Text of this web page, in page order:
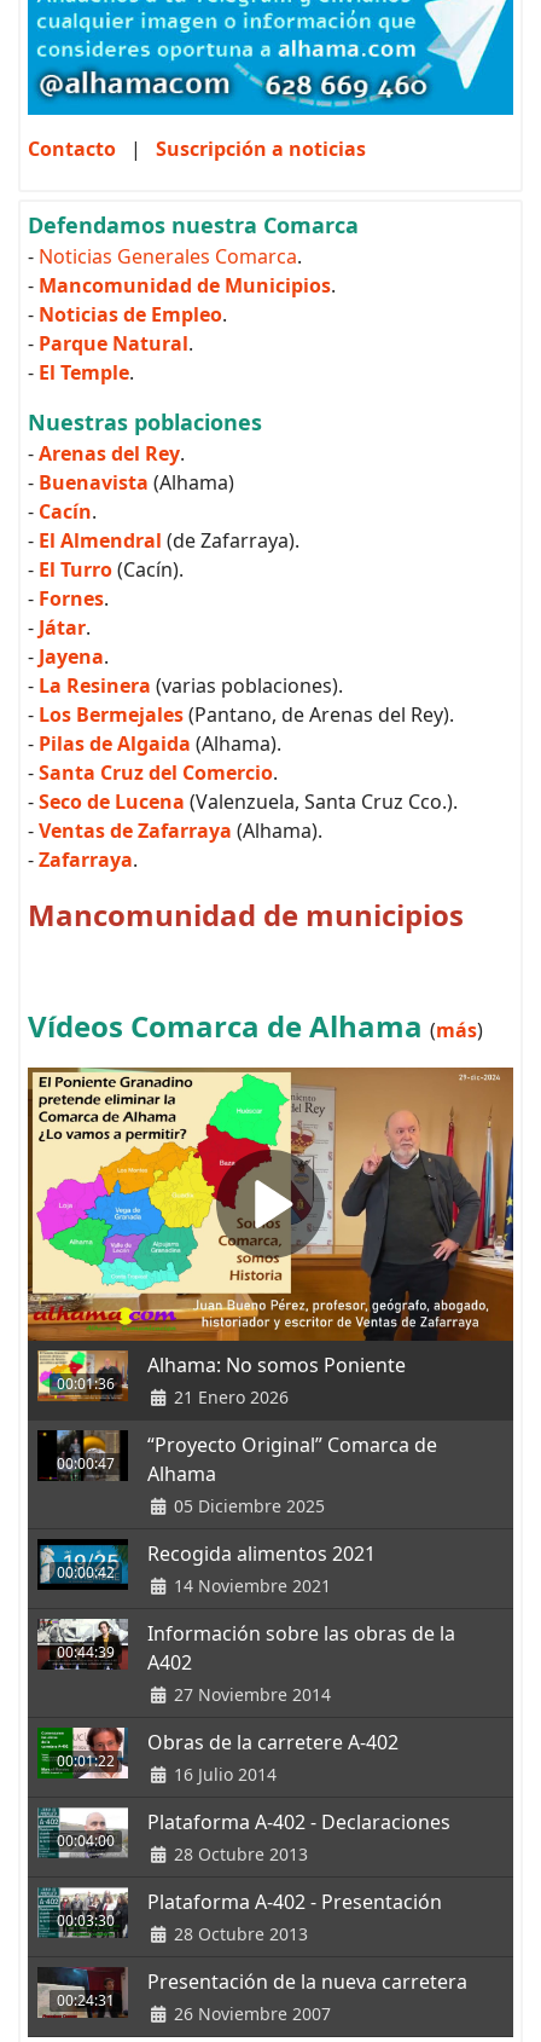
Contacto | Suscripción a noticias
Defendamos nuestra Comarca
- Noticias Generales Comarca.
- Mancomunidad de Municipios.
- Noticias de Empleo.
- Parque Natural.
- El Temple.
Nuestras poblaciones
-Arenas del Rey.
- Buenavista (Alhama)
- Cacín.
- El Almendral (de Zafarraya).
- El Turro(Cacín).
- Fornes.
- Játar.
- Jayena.
- La Resinera (varias poblaciones).
- Los Bermejales(Pantano, de Arenas del Rey).
- Pilas de Algaida (Alhama).
-Santa Cruz del Comercio.
-Seco de Lucena (Valenzuela, Santa Cruz Cco.).
-Ventas de Zafarraya (Alhama).
-Zafarraya.
Mancomunidad de municipios
Vídeos Comarca de Alhama (más)
00:01:36
Alhama: No somos Poniente
21 Enero 2026
00:00:47
“Proyecto Original” Comarca de
Alhama
05 Diciembre 2025
00:00:42
Recogida alimentos 2021
14 Noviembre 2021
00:44:39
Información sobre las obras de la
A402
27 Noviembre 2014
00:01:22
Obras de la carretere A-402
16 Julio 2014
00:04:00
Plataforma A-402 - Declaraciones
28 Octubre 2013
00:03:30
Plataforma A-402 - Presentación
28 Octubre 2013
00:24:31
Presentación de la nueva carretera
26 Noviembre 2007